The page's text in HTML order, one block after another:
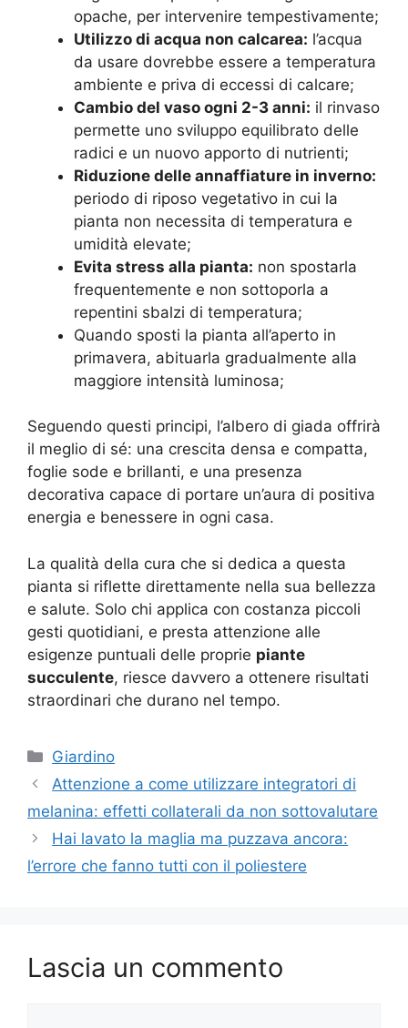
opache, per intervenire tempestivamente;
Utilizzo di acqua non calcarea: l’acqua
da usare dovrebbe essere a temperatura
ambiente e priva di eccessi di calcare;
Cambio del vaso ogni 2-3 anni: il rinvaso
permette uno sviluppo equilibrato delle
radici e un nuovo apporto di nutrienti;
Riduzione delle annaffiature in inverno:
periodo di riposo vegetativo in cui la
pianta non necessita di temperatura e
umidità elevate;
Evita stress alla pianta: non spostarla
frequentemente e non sottoporla a
repentini sbalzi di temperatura;
Quando sposti la pianta all’aperto in
primavera, abituarla gradualmente alla
maggiore intensità luminosa;
Seguendo questi principi, l’albero di giada offrirà
il meglio di sé: una crescita densa e compatta,
foglie sode e brillanti, e una presenza
decorativa capace di portare un’aura di positiva
energia e benessere in ogni casa.
La qualità della cura che si dedica a questa
pianta si riflette direttamente nella sua bellezza
e salute. Solo chi applica con costanza piccoli
gesti quotidiani, e presta attenzione alle
esigenze puntuali delle proprie piante
succulente, riesce davvero a ottenere risultati
straordinari che durano nel tempo.
Categorie
Giardino
Attenzione a come utilizzare integratori di
melanina: effetti collaterali da non sottovalutare
Hai lavato la maglia ma puzzava ancora:
l’errore che fanno tutti con il poliestere
Lascia un commento